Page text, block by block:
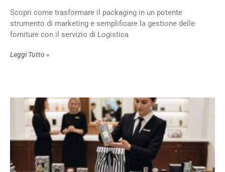
Scopri come trasformare il packaging in un potente
strumento di marketing e semplificare la gestione delle
forniture con il servizio di Logistica
Leggi Tutto »